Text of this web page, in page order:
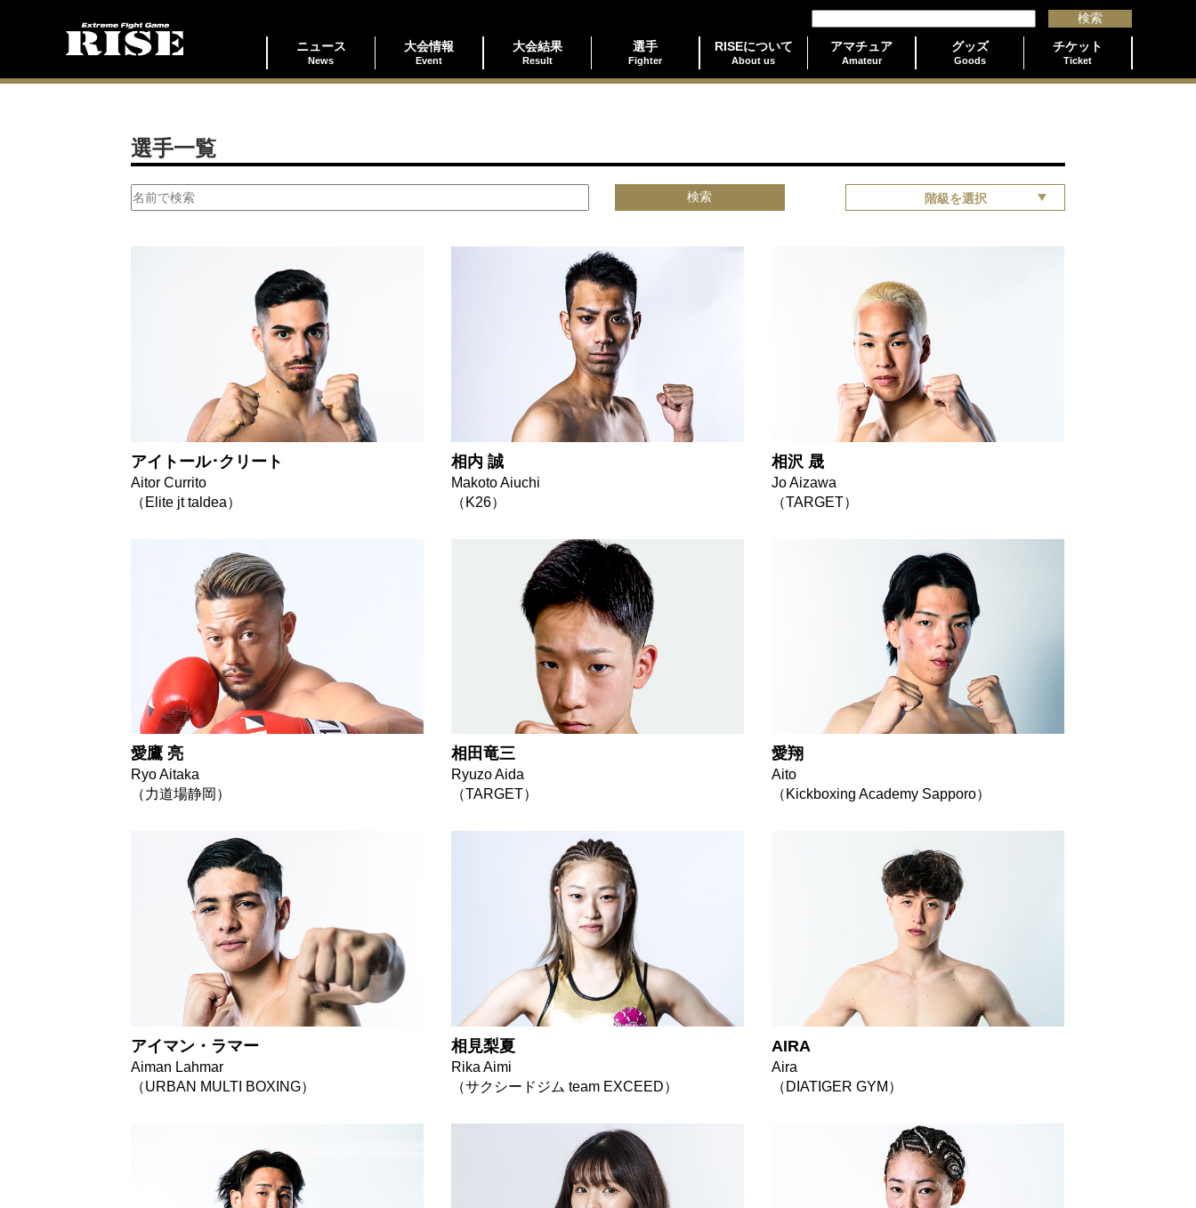
ニュース
News
大会情報
Event
大会結果
Result
選手
Fighter
RISEについて
About us
アマチュア
Amateur
グッズ
Goods
チケット
Ticket
選手一覧
検索 階級を選択
アイトール･クリート
Aitor Currito
（Elite jt taldea）
相内 誠
Makoto Aiuchi
（K26）
相沢 晟
Jo Aizawa
（TARGET）
愛鷹 亮
Ryo Aitaka
（力道場静岡）
相田竜三
Ryuzo Aida
（TARGET）
愛翔
Aito
（Kickboxing Academy Sapporo）
アイマン・ラマー
Aiman Lahmar
（URBAN MULTI BOXING）
相見梨夏
Rika Aimi
（サクシードジム team EXCEED）
AIRA
Aira
（DIATIGER GYM）